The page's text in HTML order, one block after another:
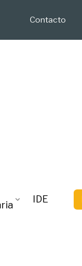
Contacto
IDE